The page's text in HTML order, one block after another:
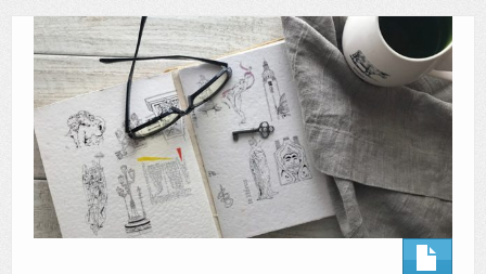
AUTRES LIEUX
ANIMATIONS DES MUSÉES
PUBLICATIONS
LES APPELS À PROJETS
LE PORTAIL DES COLLECTIONS